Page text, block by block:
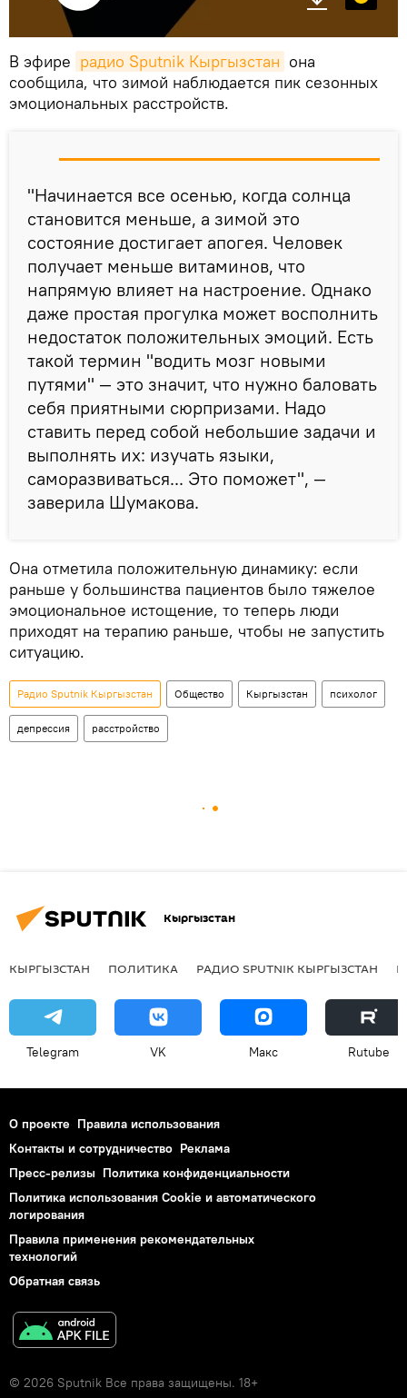
В эфире радио Sputnik Кыргызстан она
сообщила, что зимой наблюдается пик сезонных
эмоциональных расстройств.
"Начинается все осенью, когда солнца
становится меньше, а зимой это
состояние достигает апогея. Человек
получает меньше витаминов, что
напрямую влияет на настроение. Однако
даже простая прогулка может восполнить
недостаток положительных эмоций. Есть
такой термин "водить мозг новыми
путями" — это значит, что нужно баловать
себя приятными сюрпризами. Надо
ставить перед собой небольшие задачи и
выполнять их: изучать языки,
саморазвиваться... Это поможет", —
заверила Шумакова.
Она отметила положительную динамику: если
раньше у большинства пациентов было тяжелое
эмоциональное истощение, то теперь люди
приходят на терапию раньше, чтобы не запустить
ситуацию.
Радио Sputnik Кыргызстан Общество Кыргызстан психолог
депрессия расстройство
Кыргызстан
КЫРГЫЗСТАН ПОЛИТИКА РАДИО SPUTNIK КЫРГЫЗСТАН
Telegram VK Макс Rutube
О проекте Правила использования
Контакты и сотрудничество Реклама
Пресс-релизы Политика конфиденциальности
Политика использования Cookie и автоматического
логирования
Правила применения рекомендательных
технологий
Обратная связь
© 2026 Sputnik Все права защищены. 18+